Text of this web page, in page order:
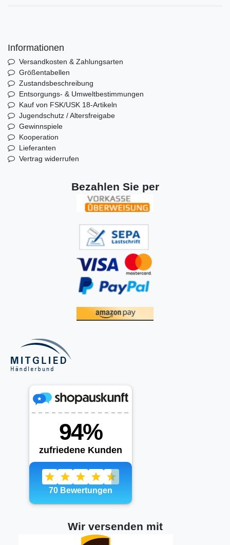
Informationen
Versandkosten & Zahlungsarten
Größentabellen
Zustandsbeschreibung
Entsorgungs- & Umweltbestimmungen
Kauf von FSK/USK 18-Artikeln
Jugendschutz / Altersfreigabe
Gewinnspiele
Kooperation
Lieferanten
Vertrag widerrufen
Bezahlen Sie per
Wir versenden mit